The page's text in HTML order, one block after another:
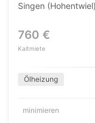
Singen (Hohentwiel)
760 €
Kaltmiete
Ölheizung
minimieren